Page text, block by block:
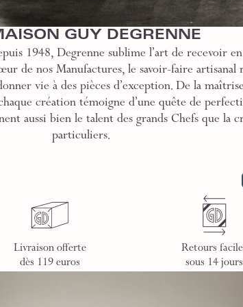
GUY DEGRENNE
1948, Degrenne sublime l’art de recevoir
de nos Manufactures, le savoir-faire artisanal
vie à des pièces d’exception. De la
création témoigne d’une quête de
aussi bien le talent des grands Chefs que la
particuliers.
Livraison offerte
dès 119 euros
Retours
sous 14 jours